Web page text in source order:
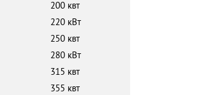
200 квт
220 кВт
250 квт
280 кВт
315 квт
355 квт